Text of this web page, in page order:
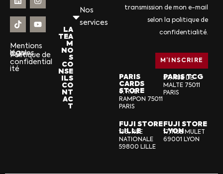
Mentions
légales
CGV
Politique de
confidential
ité
Nos
services
LA
TEA
M
NO
S
CO
NSE
ILS
CO
NT
AC
T
transmission de mon e-mail
selon la politique de
confidentialité.
PARIS
CARDS
STORE
6, RUE
RAMPON 75011
PARIS
PARIS TCG
57, RUE DE
MALTE 75011
PARIS
FUJI STORE
LILLE
136, RUE
NATIONALE
59800 LILLE
FUJI STORE
LYON
17, RUE MULET
69001 LYON